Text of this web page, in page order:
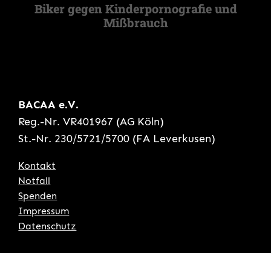
Biker gegen Kinderpornografie und
Mißbrauch
BACAA e.V.
Reg.-Nr. VR401967 (AG Köln)
St.-Nr. 230/5721/5700 (FA Leverkusen)
Kontakt
Notfall
Spenden
Impressum
Datenschutz